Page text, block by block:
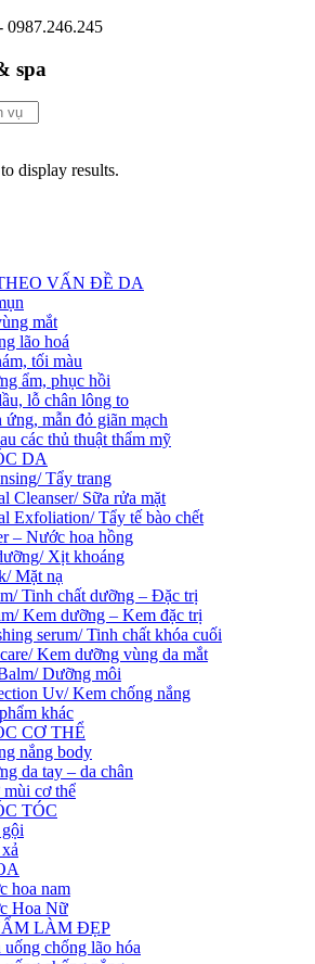
0987.246.245
spa
display results.
VẤN ĐỀ DA
mắt
lão hoá
tối màu
ẩm, phục hồi
lỗ chân lông to
ứng, mẫn đỏ giãn mạch
các thủ thuật thẩm mỹ
DA
Tẩy trang
Cleanser/ Sữa rửa mặt
Exfoliation/ Tẩy tế bào chết
– Nước hoa hồng
Xịt khoáng
Mặt nạ
Tinh chất dưỡng – Đặc trị
Kem dưỡng – Kem đặc trị
serum/ Tinh chất khóa cuối
Kem dưỡng vùng da mắt
Dưỡng môi
Uv/ Kem chống nắng
khác
CƠ THỂ
nắng body
da tay – da chân
cơ thể
TÓC
hoa nam
Hoa Nữ
LÀM ĐẸP
uống chống lão hóa